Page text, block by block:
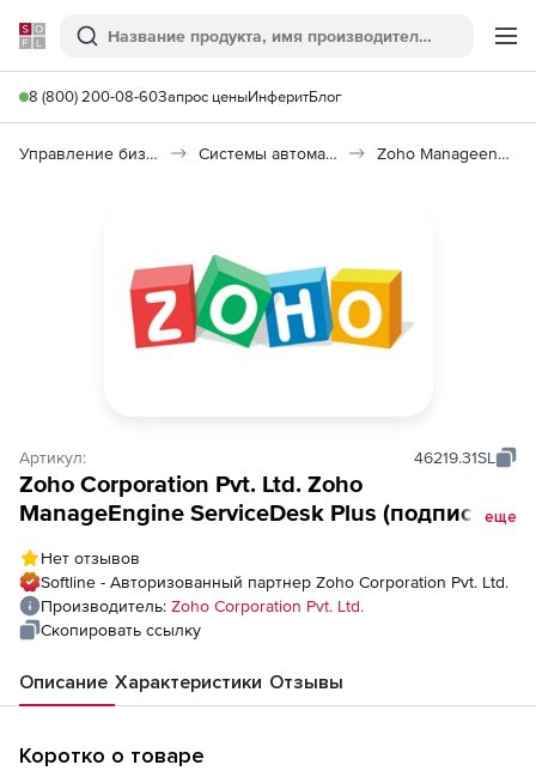
Softline
Поиск
8 (800) 200-08-60Запрос ценыИнферитБлог
Управление бизнесом, CRM/ERP Системы автоматизации Zoho Manageengine Servicedesk Plus
Артикул: 46219.31SL
Zoho Corporation Pvt. Ltd. Zoho
ManageEngine ServiceDesk Plus (подписка
Annual), fee for 1 Technician (100 nodes) - For
On-Demand
еще
Нет отзывов
Softline - Авторизованный партнер Zoho Corporation Pvt. Ltd.
Производитель: Zoho Corporation Pvt. Ltd.
Скопировать ссылку
Описание Характеристики Отзывы
Коротко о товаре